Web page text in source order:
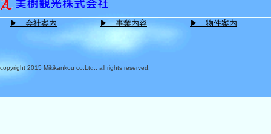
▶ 会社案内 ▶ 事業内容 ▶ 物件案内
copyright 2015 Mikikankou co.Ltd., all rights reserved.